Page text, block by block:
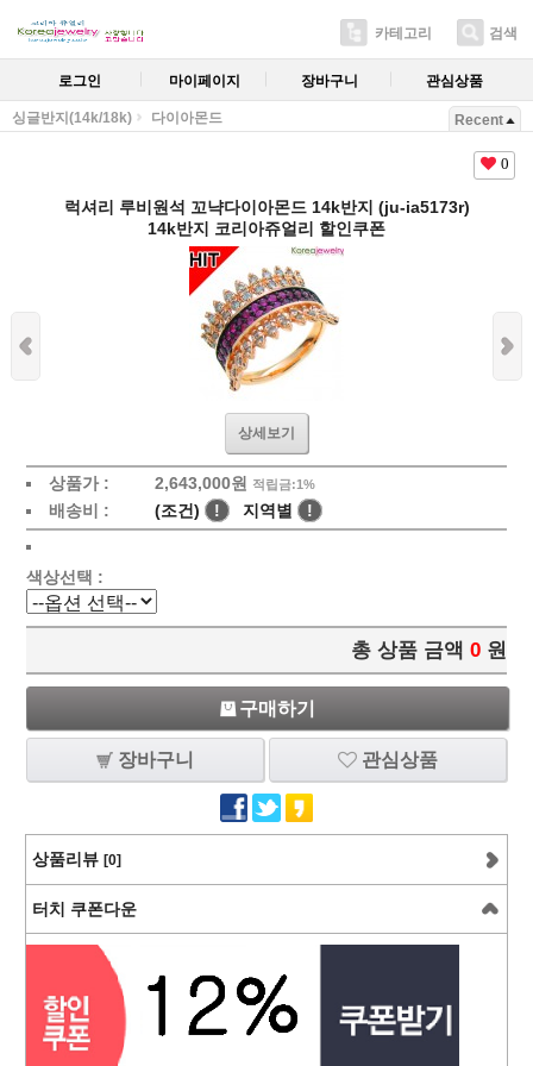
카테고리 검색
로그인 마이페이지 장바구니 관심상품
싱글반지(14k/18k) 다이아몬드 Recent
0
럭셔리 루비원석 꼬냑다이아몬드 14k반지 (ju-ia5173r)
14k반지 코리아쥬얼리 할인쿠폰
상세보기
상품가 : 2,643,000원 적립금:1%
배송비 : (조건) ! 지역별 !
색상선택 :
총 상품 금액 0 원
구매하기
장바구니 관심상품
상품리뷰 [0]
터치 쿠폰다운